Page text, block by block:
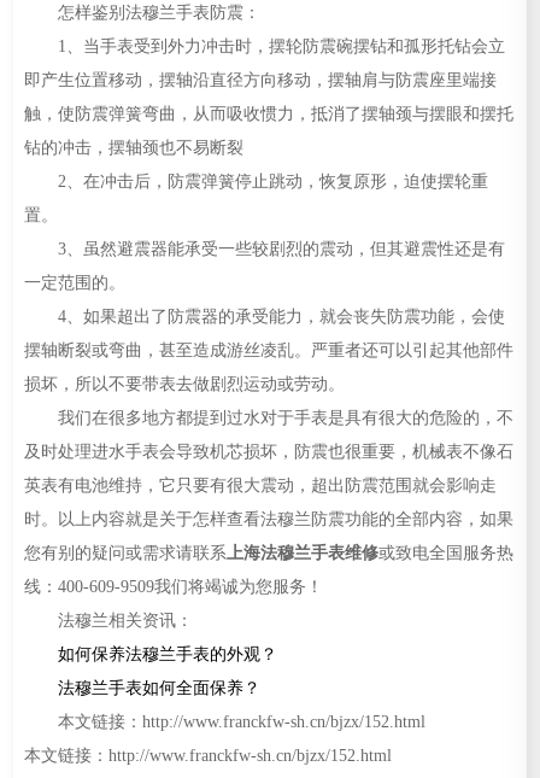
怎样鉴别法穆兰手表防震：
1、当手表受到外力冲击时，摆轮防震碗摆钻和孤形托钻会立
即产生位置移动，摆轴沿直径方向移动，摆轴肩与防震座里端接
触，使防震弹簧弯曲，从而吸收惯力，抵消了摆轴颈与摆眼和摆托
钻的冲击，摆轴颈也不易断裂
2、在冲击后，防震弹簧停止跳动，恢复原形，迫使摆轮重
置。
3、虽然避震器能承受一些较剧烈的震动，但其避震性还是有
一定范围的。
4、如果超出了防震器的承受能力，就会丧失防震功能，会使
摆轴断裂或弯曲，甚至造成游丝凌乱。严重者还可以引起其他部件
损坏，所以不要带表去做剧烈运动或劳动。
我们在很多地方都提到过水对于手表是具有很大的危险的，不
及时处理进水手表会导致机芯损坏，防震也很重要，机械表不像石
英表有电池维持，它只要有很大震动，超出防震范围就会影响走
时。以上内容就是关于怎样查看法穆兰防震功能的全部内容，如果
您有别的疑问或需求请联系 上海法穆兰手表维修或致电全国服务热
线：400-609-9509我们将竭诚为您服务！
法穆兰相关资讯：
如何保养法穆兰手表的外观？
法穆兰手表如何全面保养？
本文链接：http://www.franckfw-sh.cn/bjzx/152.html
本文链接：http://www.franckfw-sh.cn/bjzx/152.html